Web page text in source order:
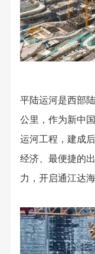
平陆运河是西部
公里，作为新中
运河工程，建成
经济、最便捷的
力，开启通江达海